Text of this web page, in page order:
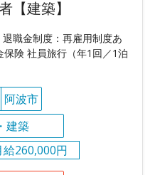
【建築】
職金制度：再雇用制度あ
険 社員旅行（年1回／1泊
阿波市
建築
給260,000円